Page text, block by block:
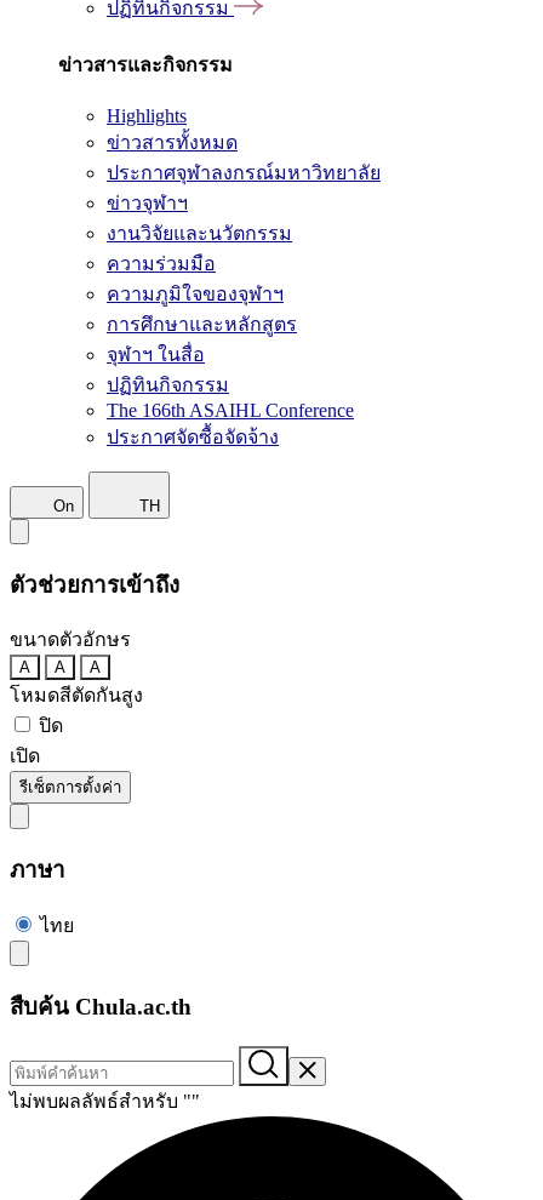
ปฏิทินกิจกรรม
ข่าวสารและกิจกรรม
Highlights
ข่าวสารทั้งหมด
ประกาศจุฬาลงกรณ์มหาวิทยาลัย
ข่าวจุฬาฯ
งานวิจัยและนวัตกรรม
ความร่วมมือ
ความภูมิใจของจุฬาฯ
การศึกษาและหลักสูตร
จุฬาฯ ในสื่อ
ปฏิทินกิจกรรม
The 166th ASAIHL Conference
ประกาศจัดซื้อจัดจ้าง
On TH
ตัวช่วยการเข้าถึง
ขนาดตัวอักษร
A A A
โหมดสีตัดกันสูง
ปิด
เปิด
รีเซ็ตการตั้งค่า
ภาษา
ไทย
สืบค้น Chula.ac.th
ไม่พบผลลัพธ์สำหรับ ""